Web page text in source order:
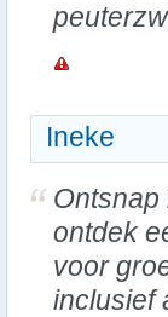
Ineke
Ontsnap
ontdek
voor
inclusief